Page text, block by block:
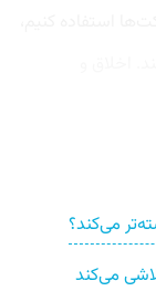
می‌کند